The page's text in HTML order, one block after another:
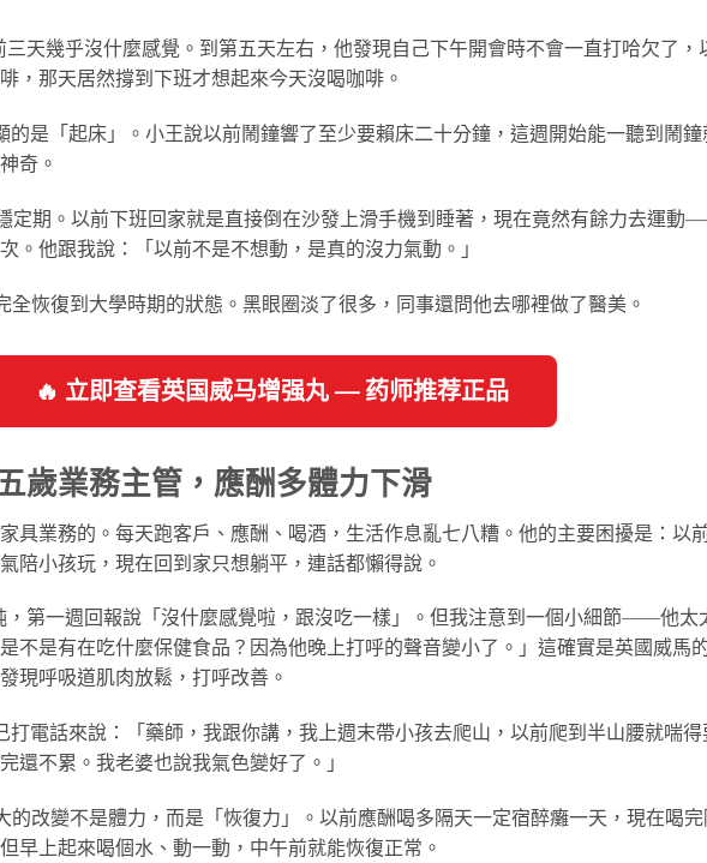
三天幾乎沒什麼感覺。到第五天左右，他發現自己下午開會時不會一直打哈欠了，
，那天居然撐到下班才想起來今天沒喝咖啡。
的是「起床」。小王說以前鬧鐘響了至少要賴床二十分鐘，這週開始能一聽到鬧鐘
奇。
定期。以前下班回家就是直接倒在沙發上滑手機到睡著，現在竟然有餘力去運動
。他跟我說：「以前不是不想動，是真的沒力氣動。」
全恢復到大學時期的狀態。黑眼圈淡了很多，同事還問他去哪裡做了醫美。
🔥 立即查看英国威马增强丸 — 药师推荐正品
歲業務主管，應酬多體力下滑
具業務的。每天跑客戶、應酬、喝酒，生活作息亂七八糟。他的主要困擾是：以
陪小孩玩，現在回到家只想躺平，連話都懶得說。
，第一週回報說「沒什麼感覺啦，跟沒吃一樣」。但我注意到一個小細節——他太
不是有在吃什麼保健食品？因為他晚上打呼的聲音變小了。」這確實是英國威馬
現呼吸道肌肉放鬆，打呼改善。
打電話來說：「藥師，我跟你講，我上週末帶小孩去爬山，以前爬到半山腰就喘得
還不累。我老婆也說我氣色變好了。」
的改變不是體力，而是「恢復力」。以前應酬喝多隔天一定宿醉癱一天，現在喝
早上起來喝個水、動一動，中午前就能恢復正常。